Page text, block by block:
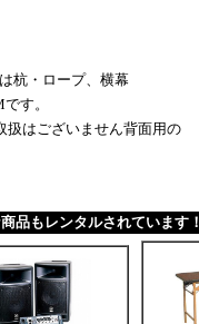
杭・ロープ、横幕
す。
扱はございません背面用の
品もレンタルされています！